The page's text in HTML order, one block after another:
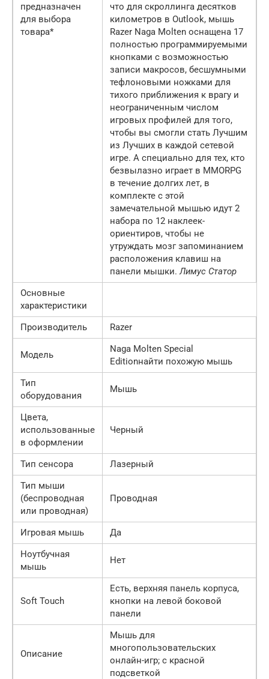
предназначен
для выбора
товара*
что для скроллинга десятков
километров в Outlook, мышь
Razer Naga Molten оснащена 17
полностью программируемыми
кнопками с возможностью
записи макросов, бесшумными
тефлоновыми ножками для
тихого приближения к врагу и
неограниченным числом
игровых профилей для того,
чтобы вы смогли стать Лучшим
из Лучших в каждой сетевой
игре. А специально для тех, кто
безвылазно играет в ММОRPG
в течение долгих лет, в
комплекте с этой
замечательной мышью идут 2
набора по 12 наклеек-
ориентиров, чтобы не
утруждать мозг запоминанием
расположения клавиш на
панели мышки.Лимус Статор
Основные
характеристики
Производитель
Razer
Модель
Naga Molten Special
Editionнайти похожую мышь
Тип
оборудования
Мышь
Цвета,
использованные
в оформлении
Черный
Тип сенсора
Лазерный
Тип мыши
(беспроводная
или проводная)
Проводная
Игровая мышь
Да
Ноутбучная
мышь
Нет
Soft Touch
Есть, верхняя панель корпуса,
кнопки на левой боковой
панели
Описание
Мышь для
многопользовательских
онлайн-игр; с красной
подсветкой